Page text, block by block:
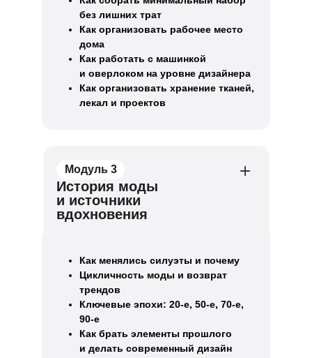
без лишних трат
Как организовать рабочее место
дома
Как работать с машинкой
и оверлоком на уровне дизайнера
Как организовать хранение тканей,
лекал и проектов
Модуль 3
История моды
и источники
вдохновения
Как менялись силуэты и почему
Цикличность моды и возврат
трендов
Ключевые эпохи: 20-е, 50-е, 70-е,
90-е
Как брать элементы прошлого
и делать современный дизайн